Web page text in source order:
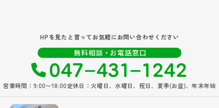
HPを見たと言ってお気軽にお問い合わせください
無料相談・お電話窓口
047‐431‐1242
営業時間：9:00〜18:00定休日：火曜日、水曜日、祝日、夏季(お盆)、年末年始